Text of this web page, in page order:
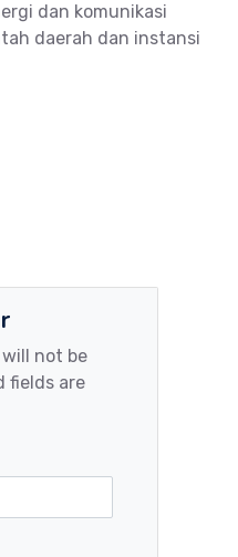
dan komunikasi
daerah dan instansi
will not be
fields are